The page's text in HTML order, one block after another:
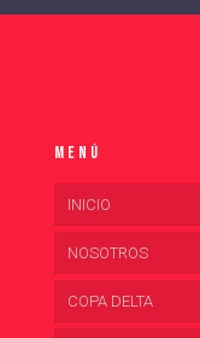
Menú
INICIO
NOSOTROS
COPA DELTA